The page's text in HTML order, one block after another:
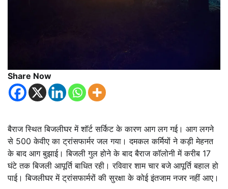
Share Now
बैराज स्थित बिजलीघर में शॉर्ट सर्किट के कारण आग लग गई। आग लगने
से 500 केवीए का ट्रांसफार्मर जल गया। दमकल कर्मियों ने कड़ी मेहनत
के बाद आग बुझाई। बिजली गुल होने के बाद बैराज कॉलोनी में करीब 17
घंटे तक बिजली आपूर्ति बाधित रही। रविवार शाम चार बजे आपूर्ति बहाल हो
पाई। बिजलीघर में ट्रांसफार्मरों की सुरक्षा के कोई इंतजाम नजर नहीं आए।